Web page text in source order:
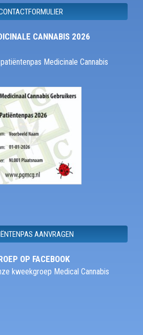
CANNABIS 2026
Medicinale Cannabis
AANVRAGEN
OP FACEBOOK
kweekgroep Medical Cannabis